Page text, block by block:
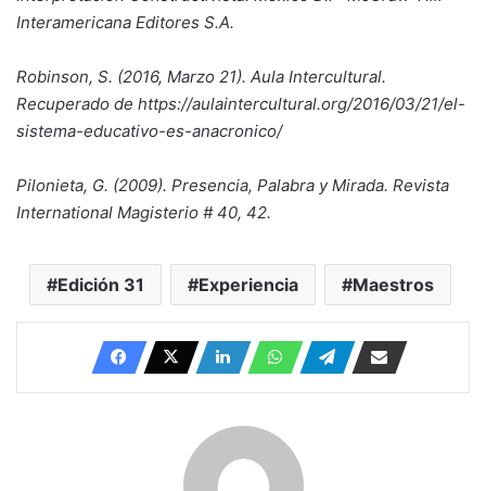
Interamericana Editores S.A.
Robinson, S. (2016, Marzo 21). Aula Intercultural.
Recuperado de https://aulaintercultural.org/2016/03/21/el-
sistema-educativo-es-anacronico/
Pilonieta, G. (2009). Presencia, Palabra y Mirada. Revista
International Magisterio # 40, 42.
Edición 31 Experiencia Maestros